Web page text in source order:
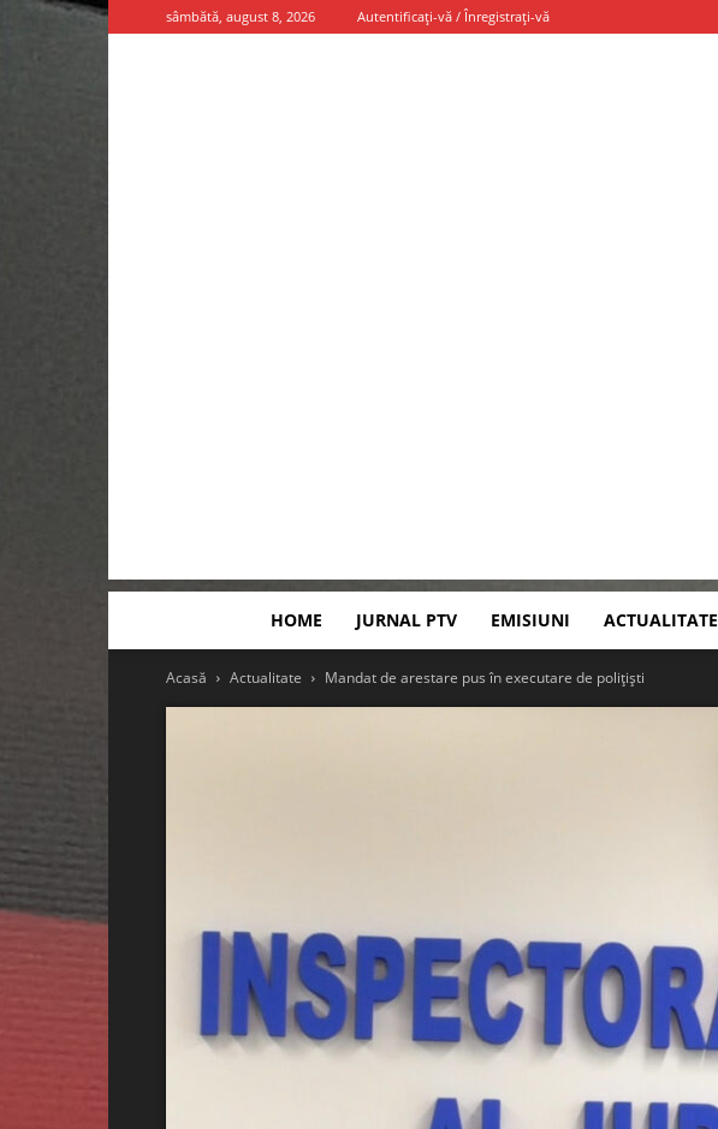
sâmbătă, august 8, 2026 Autentificați-vă / Înregistrați-vă
HOME JURNAL PTV EMISIUNI ACTUALITATE
Acasă Actualitate Mandat de arestare pus în executare de polițiști